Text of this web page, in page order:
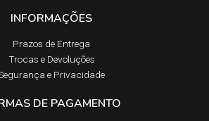
INFORMAÇÕES
Prazos de Entrega​
Trocas e Devoluções​
e Privacidade
DE PAGAMENTO